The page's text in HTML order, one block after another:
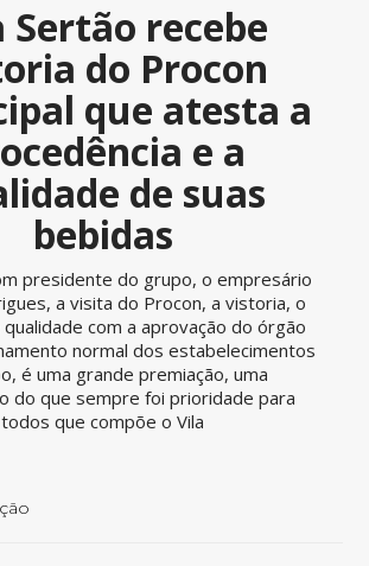
Sertão recebe
do Procon
que atesta a
e a
de suas
bebidas
presidente do grupo, o empresário
a visita do Procon, a vistoria, o
com a aprovação do órgão
normal dos estabelecimentos
é uma grande premiação, uma
do que sempre foi prioridade para
todos que compõe o Vila